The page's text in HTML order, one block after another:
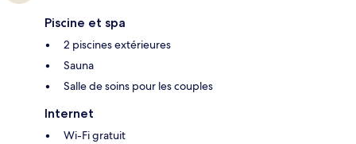
Piscine et spa
2 piscines extérieures
Sauna
Salle de soins pour les couples
Internet
Wi-Fi gratuit